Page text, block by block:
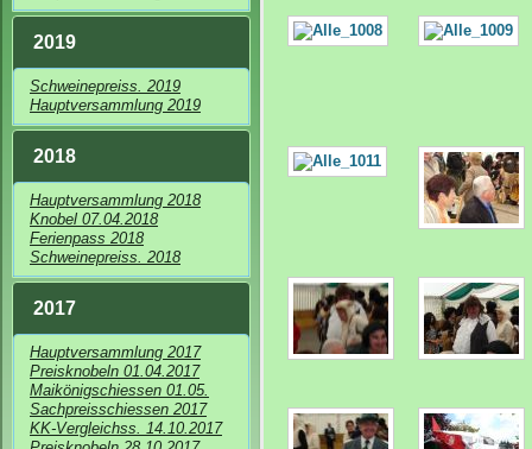
2019
Schweinepreiss. 2019
Hauptversammlung 2019
2018
Hauptversammlung 2018
Knobel 07.04.2018
Ferienpass 2018
Schweinepreiss. 2018
2017
Hauptversammlung 2017
Preisknobeln 01.04.2017
Maikönigschiessen 01.05.
Sachpreisschiessen 2017
KK-Vergleichss. 14.10.2017